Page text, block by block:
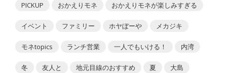
PICKUP おかえりモネ おかえりモネが楽しみすぎる
イベント ファミリー ホヤぼーや メカジキ
モネtopics ランチ営業 一人でもいける！ 内湾
冬 友人と 地元目線のおすすめ 夏 大島